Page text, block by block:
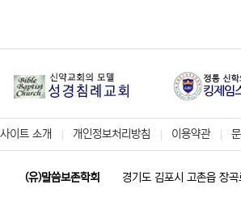
사이트 소개 개인정보처리방침 이용약관
(유)말씀보존학회 경기도 김포시 고촌읍 장